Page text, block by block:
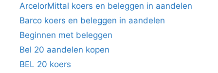
ArcelorMittal koers en beleggen in aandelen
Barco koers en beleggen in aandelen
Beginnen met beleggen
Bel 20 aandelen kopen
BEL 20 koers